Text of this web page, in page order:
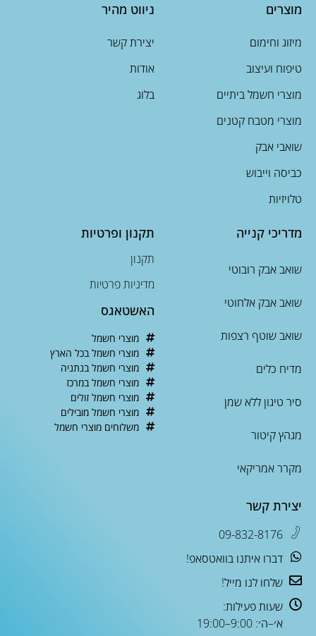
מוצרים
מיזוג וחימום
טיפוח ועיצוב
מוצרי חשמל ביתיים
מוצרי מטבח קטנים
שואבי אבק
כביסה וייבוש
טלויזיות
ניווט מהיר
יצירת קשר
אודות
בלוג
מדריכי קנייה
שואב אבק רובוטי
שואב אבק אלחוטי
שואב שוטף רצפות
מדיח כלים
סיר טיגון ללא שמן
מגהץ קיטור
מקרר אמריקאי
תקנון ופרטיות
תקנון
מדיניות פרטיות
האשטאגס
מוצרי חשמל
מוצרי חשמל בכל הארץ
מוצרי חשמל בנתניה
מוצרי חשמל במרכז
מוצרי חשמל זולים
מוצרי חשמל מובילים
משלוחים מוצרי חשמל
יצירת קשר
09-832-8176
דברו איתנו בוואטסאפ!
שלחו לנו מייל!
שעות פעילות:
א׳–ה׳: 9:00–19:00